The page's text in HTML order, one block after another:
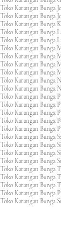
Toko Karangan Bunga
Toko Karangan Bunga
Toko Karangan
Toko Karangan Bunga
Toko Karangan Bunga
Toko Karangan
Toko Karangan Bunga
Toko Karangan Bunga
Toko Karangan
Toko Karangan Bunga
Toko Karangan
Toko Karangan Bunga
Toko Karangan Bunga
Toko Karangan Bunga
Toko Karangan Bunga
Toko Karangan Bunga
Toko Karangan
Toko Karangan Bunga
Toko Karangan
Toko Karangan Bunga
Toko Karangan Bunga
Toko Karangan Bunga
Toko Karangan Bunga
Toko Karangan
Toko Karangan Bunga